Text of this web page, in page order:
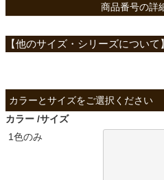
ファブリック
商品番号の詳
カラー サイズ
1色のみ